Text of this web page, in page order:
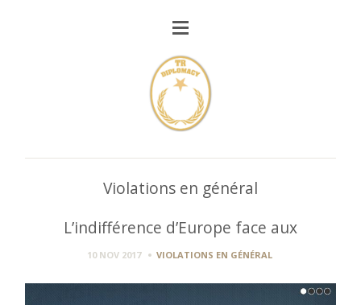
Violations en général
L’indifférence d’Europe face aux
10 NOV 2017 VIOLATIONS EN GÉNÉRAL